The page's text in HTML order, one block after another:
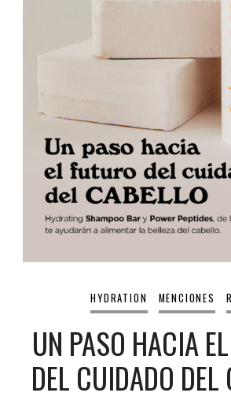
HYDRATION MENCIONES
UN PASO HACIA
DEL CUIDADO DEL